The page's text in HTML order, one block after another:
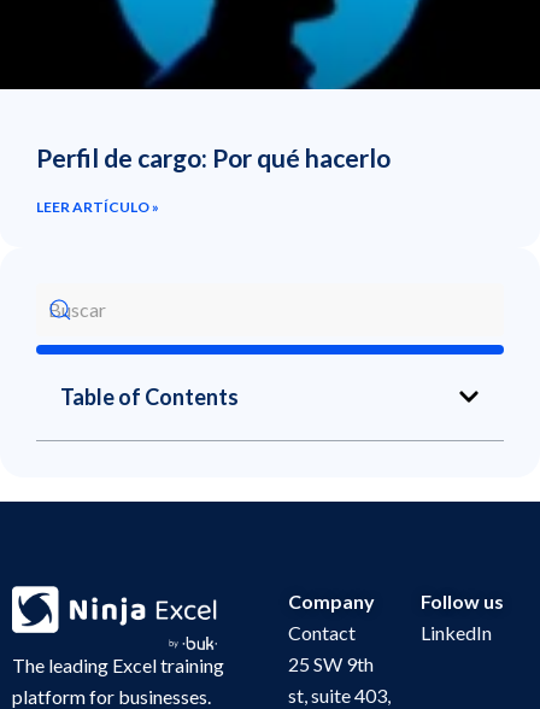
Perfil de cargo: Por qué hacerlo
LEER ARTÍCULO »
Table of Contents
The leading Excel training
platform for businesses.
Company
Contact
25 SW 9th
st, suite 403,
Follow us
LinkedIn